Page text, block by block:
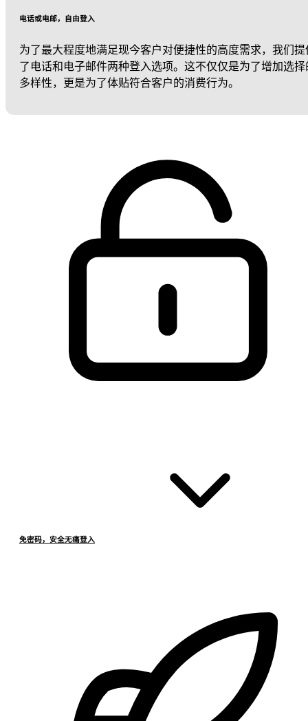
电话或电邮，自由登入
为了最大程度地满足现今客户对便捷性的高度需求，我们提
了电话和电子邮件两种登入选项。这不仅仅是为了增加选择
多样性，更是为了体贴符合客户的消费行为。
免密码，安全无痛登入